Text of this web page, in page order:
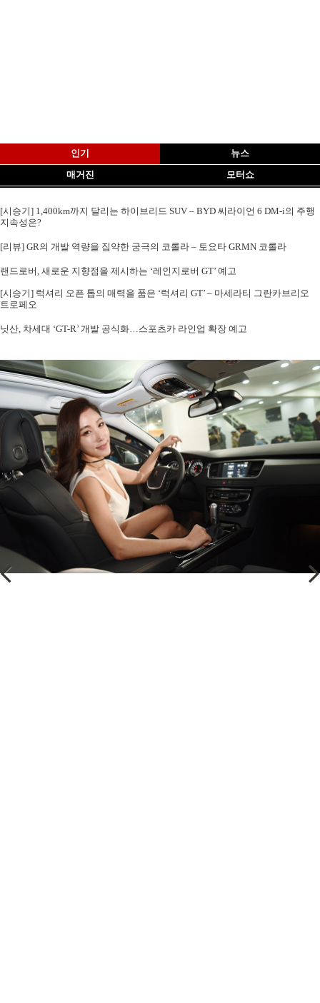
인기 뉴스
매거진 모터쇼
[시승기] 1,400km까지 달리는 하이브리드 SUV – BYD 씨라이언 6 DM-i의 주행
지속성은?
[리뷰] GR의 개발 역량을 집약한 궁극의 코롤라 – 토요타 GRMN 코롤라
랜드로버, 새로운 지향점을 제시하는 ‘레인지로버 GT’ 예고
[시승기] 럭셔리 오픈 톱의 매력을 품은 ‘럭셔리 GT’ – 마세라티 그란카브리오
트로페오
닛산, 차세대 ‘GT-R’ 개발 공식화…스포츠카 라인업 확장 예고